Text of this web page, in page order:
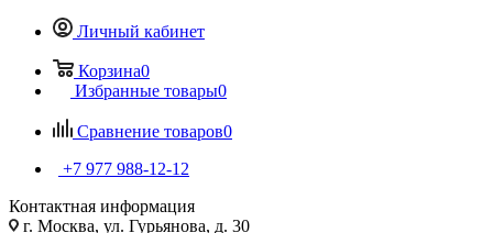
Личный кабинет
Корзина0
Избранные товары0
Сравнение товаров0
+7 977 988-12-12
Контактная информация
г. Москва, ул. Гурьянова, д. 30